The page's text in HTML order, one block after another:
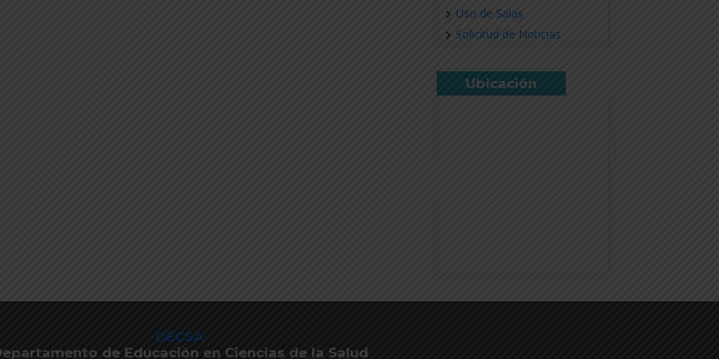
Uso de Salas
Solicitud de Noticias
Ubicación
DECSA
de Educación en Ciencias de la Salud